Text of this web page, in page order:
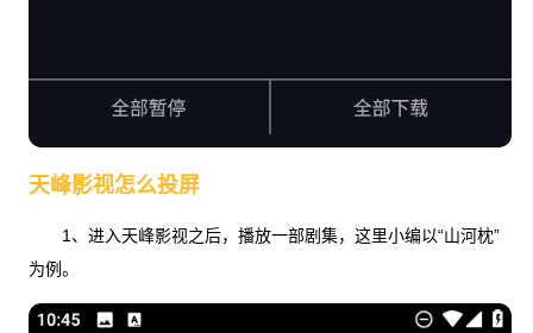
天峰影视怎么投屏
1、进入天峰影视之后，播放一部剧集，这里小编以“山河枕”
为例。